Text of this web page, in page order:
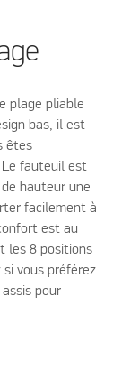
plage pliable
bas, il est
êtes
fauteuil est
hauteur une
facilement à
est au
les 8 positions
si vous préférez
pour